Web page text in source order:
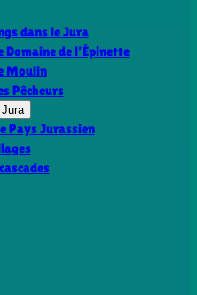
dans le Jura
Domaine de l’Épinette
Moulin
Pêcheurs
Pays Jurassien